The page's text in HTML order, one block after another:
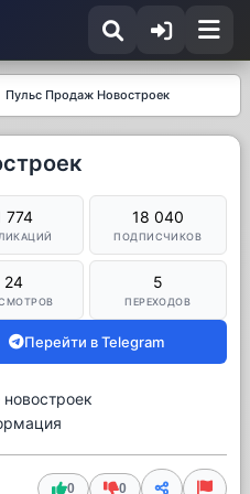
Пульс Продаж Новостроек
774 18 040
ПОДПИСЧИКОВ
24 5
ПЕРЕХОДОВ
Перейти в Telegram
0 0